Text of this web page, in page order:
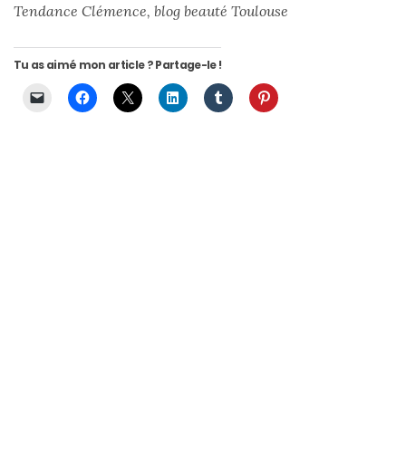
Tendance Clémence, blog beauté Toulouse
Tu as aimé mon article ? Partage-le !